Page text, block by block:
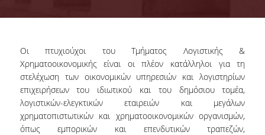
ΔΙΕΘΝΕΙΣ ΣΥΝΕΡΓΑΣΙΕΣ ΜΕ ΠΑΝΕΠΙΣΤΗΜΙΑ
ΤΟΥ ΕΞΩΤΕΡΙΚΟΥ
ΔΙΟΡΓΑΝΩΣΗ ΣΥΝΕΔΡΙΩΝ
ΑΝΘΡΩΠΙΝΟ ΔΥΝΑΜΙΚΟ
Οι πτυχιούχοι του Τμήματος Λογιστικής &
Χρηματοοικονομικής είναι οι πλέον κατάλληλοι για τη
στελέχωση των oικονομικών υπηρεσιών και λογιστηρίων
επιχειρήσεων του ιδιωτικού και του δημόσιου τομέα,
λογιστικών-ελεγκτικών εταιρειών και μεγάλων
χρηματοπιστωτικών και χρηματοοικονομικών οργανισμών,
όπως εμπορικών και επενδυτικών τραπεζών,